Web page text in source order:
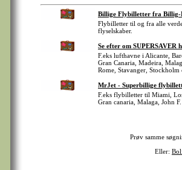
Billige Flybilletter fra
Flybilletter til og fra alle
flyselskaber.
Se efter om
F.eks lufthavne i Alicante,
Gran Canaria, Madeira,
Rome, Stavanger, Stockholm
MrJet - Superbillige
F.eks flybilletter til Miami,
Gran canaria, Malaga, John
Prøv samme
Eller: